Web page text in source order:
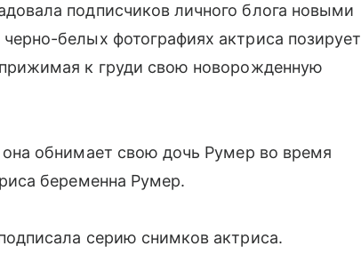
подписчиков личного блога новыми
белых фотографиях актриса позирует
к груди свою новорожденную
обнимает свою дочь Румер во время
беременна Румер.
серию снимков актриса.